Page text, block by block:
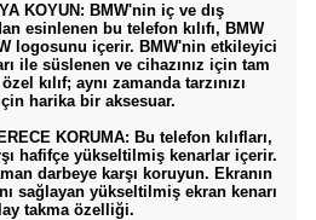
KOYUN: BMW'nin iç ve dış
esinlenen bu telefon kılıfı, BMW
logosunu içerir. BMW'nin etkileyici
ile süslenen ve cihazınız için tam
kılıf; aynı zamanda tarzınızı
harika bir aksesuar.
KORUMA: Bu telefon kılıfları,
hafifçe yükseltilmiş kenarlar içerir.
darbeye karşı koruyun. Ekranın
sağlayan yükseltilmiş ekran kenarı
takma özelliği.